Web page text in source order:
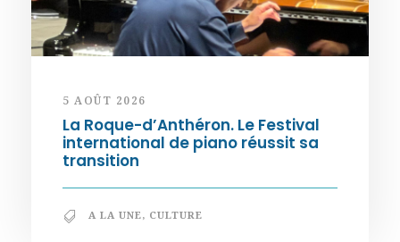
5 AOÛT 2026
La Roque-d’Anthéron. Le Festival
international de piano réussit sa
transition
A LA UNE, CULTURE